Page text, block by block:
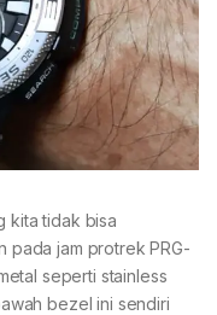
kita tidak bisa
pada jam protrek PRG-
seperti stainless
bezel ini sendiri